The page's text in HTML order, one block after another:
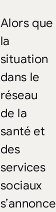
Alors que
la
situation
dans le
réseau
de la
santé et
des
services
sociaux
s’annonce